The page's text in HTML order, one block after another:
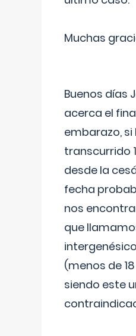
Muchas
Buenos días
acerca el
embarazo, si
transcurrido
desde la
fecha
nos
que
(menos de
siendo este